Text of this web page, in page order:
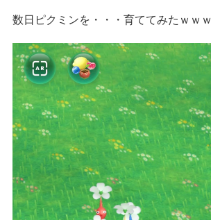
数日ピクミンを・・・育ててみたｗｗｗ